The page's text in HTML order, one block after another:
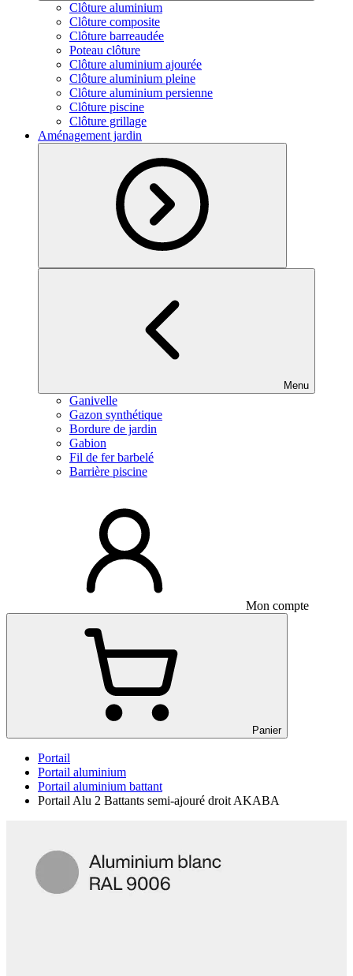
Clôture aluminium
Clôture composite
Clôture barreaudée
Poteau clôture
Clôture aluminium ajourée
Clôture aluminium pleine
Clôture aluminium persienne
Clôture piscine
Clôture grillage
Aménagement jardin
Menu
Ganivelle
Gazon synthétique
Bordure de jardin
Gabion
Fil de fer barbelé
Barrière piscine
Mon compte
Panier
Portail
Portail aluminium
Portail aluminium battant
Portail Alu 2 Battants semi-ajouré droit AKABA